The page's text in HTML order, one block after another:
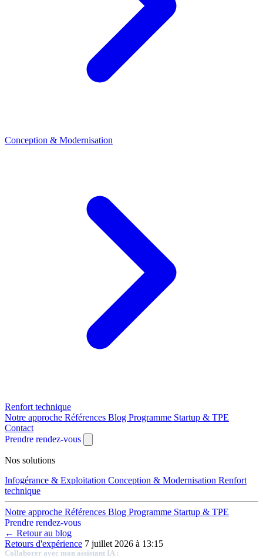
Conception & Modernisation
Renfort technique
Notre approche Références Blog Programme Startup & TPE
Contact
Prendre rendez-vous
Nos solutions
Infogérance & Exploitation Conception & Modernisation Renfort
technique
Notre approche Références Blog Programme Startup & TPE
Prendre rendez-vous
← Retour au blog
Retours d'expérience 7 juillet 2026 à 13:15
Collaborer avec mon assistant IA :